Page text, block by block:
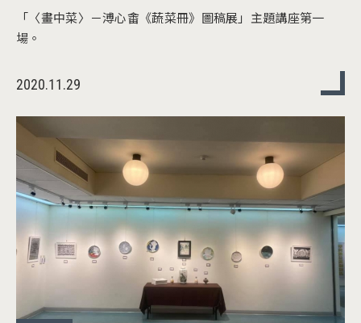
「〈畫中菜〉－溥心畬《蔬菜冊》圖稿展」主題講座第一
場。
2020.11.29